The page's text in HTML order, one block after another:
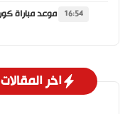
16:54
اخر المقالات